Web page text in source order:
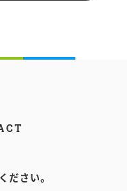
ださい。